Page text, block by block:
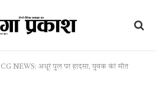
CG NEWS: अधूरे पुल पर हादसा, युवक की मौत